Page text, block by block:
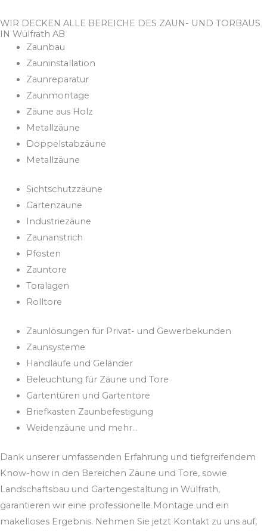
WIR DECKEN ALLE BEREICHE DES ZAUN- UND TORBAUS
IN Wülfrath AB
Zaunbau
Zauninstallation
Zaunreparatur
Zaunmontage
Zäune aus Holz
Metallzäune
Doppelstabzäune
Metallzäune
Sichtschutzzäune
Gartenzäune
Industriezäune
Zaunanstrich
Pfosten
Zauntore
Toralagen
Rolltore
Zaunlösungen für Privat- und Gewerbekunden
Zaunsysteme
Handläufe und Geländer
Beleuchtung für Zäune und Tore
Gartentüren und Gartentore
Briefkasten Zaunbefestigung
Weidenzäune und mehr...
Dank unserer umfassenden Erfahrung und tiefgreifendem
Know-how in den Bereichen Zäune und Tore, sowie
Landschaftsbau und Gartengestaltung in Wülfrath,
garantieren wir eine professionelle Montage und ein
makelloses Ergebnis. Nehmen Sie jetzt Kontakt zu uns auf,